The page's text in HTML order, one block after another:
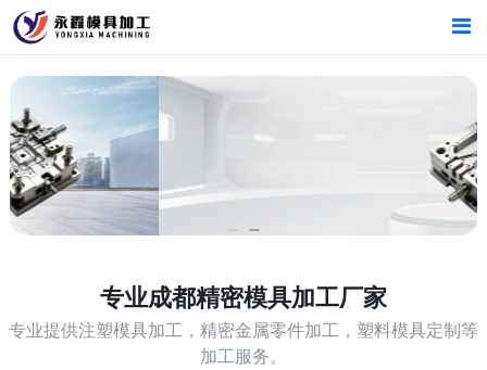
首页
产品中心
新闻中心
首页
产品中心
新闻中心
专业成都精密模具加工厂家
专业提供注塑模具加工，精密金属零件加工，塑料模具定制等
加工服务。